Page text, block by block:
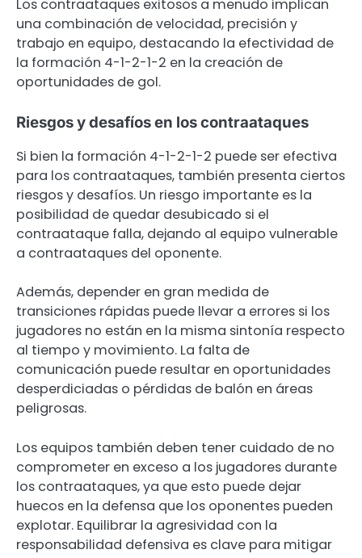
Los contraataques exitosos a menudo implican
una combinación de velocidad, precisión y
trabajo en equipo, destacando la efectividad de
la formación 4-1-2-1-2 en la creación de
oportunidades de gol.
Riesgos y desafíos en los contraataques
Si bien la formación 4-1-2-1-2 puede ser efectiva
para los contraataques, también presenta ciertos
riesgos y desafíos. Un riesgo importante es la
posibilidad de quedar desubicado si el
contraataque falla, dejando al equipo vulnerable
a contraataques del oponente.
Además, depender en gran medida de
transiciones rápidas puede llevar a errores si los
jugadores no están en la misma sintonía respecto
al tiempo y movimiento. La falta de
comunicación puede resultar en oportunidades
desperdiciadas o pérdidas de balón en áreas
peligrosas.
Los equipos también deben tener cuidado de no
comprometer en exceso a los jugadores durante
los contraataques, ya que esto puede dejar
huecos en la defensa que los oponentes pueden
explotar. Equilibrar la agresividad con la
responsabilidad defensiva es clave para mitigar